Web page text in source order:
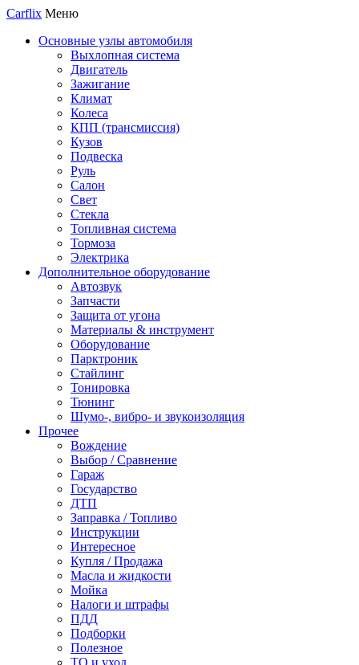
Carflix Меню
Основные узлы автомобиля
Выхлопная система
Двигатель
Зажигание
Климат
Колеса
КПП (трансмиссия)
Кузов
Подвеска
Руль
Салон
Свет
Стекла
Топливная система
Тормоза
Электрика
Дополнительное оборудование
Автозвук
Запчасти
Защита от угона
Материалы & инструмент
Оборудование
Парктроник
Стайлинг
Тонировка
Тюнинг
Шумо-, вибро- и звукоизоляция
Прочее
Вождение
Выбор / Сравнение
Гараж
Государство
ДТП
Заправка / Топливо
Инструкции
Интересное
Купля / Продажа
Масла и жидкости
Мойка
Налоги и штрафы
ПДД
Подборки
Полезное
ТО и уход